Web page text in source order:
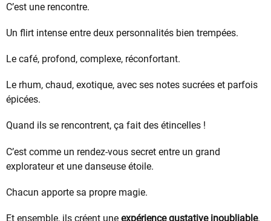
C’est une rencontre.
Un flirt intense entre deux personnalités bien trempées.
Le café, profond, complexe, réconfortant.
Le rhum, chaud, exotique, avec ses notes sucrées et parfois
épicées.
Quand ils se rencontrent, ça fait des étincelles !
C’est comme un rendez-vous secret entre un grand
explorateur et une danseuse étoile.
Chacun apporte sa propre magie.
Et ensemble, ils créent une expérience gustative inoubliable.